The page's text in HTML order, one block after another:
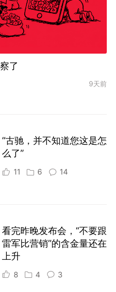
了
9天前
“古驰，并不知道您这是怎
么了”
11 6 14
看完昨晚发布会，“不要跟
雷军比营销”的含金量还在
上升
8 4 3